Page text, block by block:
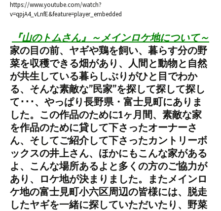
https://www.youtube.com/watch?
v=qpjA4_vLnfE&feature=player_embedded
『山のトムさん』～メインロケ地について～
家の目の前、ヤギや鶏を飼い、暮らす分の野
菜を収穫できる畑があり、人間と動物と自然
が共生している暮らしぶりがひと目でわか
る、そんな素敵な”民家”を探して探して探し
て･･･、やっぱり長野県・富士見町にありま
した。この作品のために1ヶ月間、素敵な家
を作品のために貸して下さったオーナーさ
ん、そしてご紹介して下さったカントリーボ
ックスの井上さん、ほかにもこんな家がある
よ、こんな場所あるよと多くの方のご協力が
あり、ロケ地が決まりました。またメインロ
ケ地の富士見町小六区周辺の皆様には、脱走
したヤギを一緒に探していただいたり、野菜